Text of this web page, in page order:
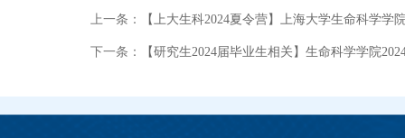
上一条： 【上大生科2024夏令营】上海大学生命科学学
下一条： 【研究生2024届毕业生相关】生命科学学院